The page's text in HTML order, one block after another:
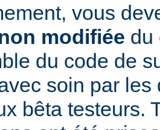
vous
modifiée du
du code de
soin par
bêta testeurs.